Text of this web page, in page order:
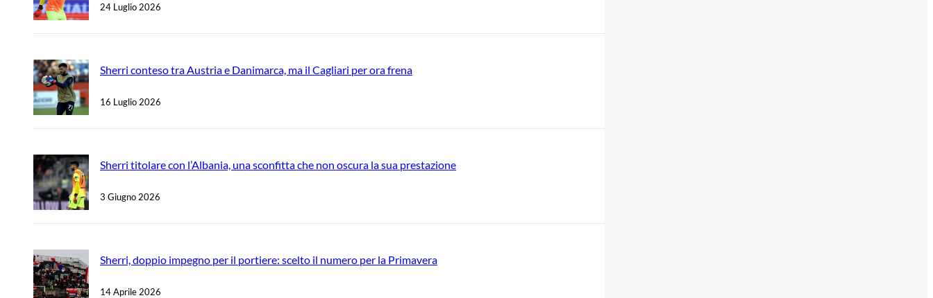
24 Luglio 2026
Sherri conteso tra Austria e Danimarca, ma il Cagliari per ora frena
16 Luglio 2026
Sherri titolare con l’Albania, una sconfitta che non oscura la sua prestazione
3 Giugno 2026
Sherri, doppio impegno per il portiere: scelto il numero per la Primavera
14 Aprile 2026